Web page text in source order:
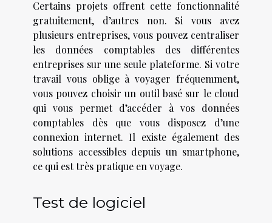
Certains projets offrent cette fonctionnalité
gratuitement, d’autres non. Si vous avez
plusieurs entreprises, vous pouvez centraliser
les données comptables des différentes
entreprises sur une seule plateforme. Si votre
travail vous oblige à voyager fréquemment,
vous pouvez choisir un outil basé sur le cloud
qui vous permet d’accéder à vos données
comptables dès que vous disposez d’une
connexion internet. Il existe également des
solutions accessibles depuis un smartphone,
ce qui est très pratique en voyage.
Test de logiciel